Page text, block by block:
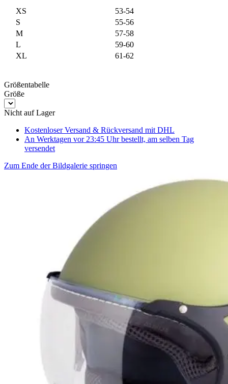
XS
53-54
S
55-56
M
57-58
L
59-60
XL
61-62
Größentabelle
Größe
Nicht auf Lager
Kostenloser Versand & Rückversand mit DHL
An Werktagen vor 23:45 Uhr bestellt, am selben Tag
versendet
Zum Ende der Bildgalerie springen